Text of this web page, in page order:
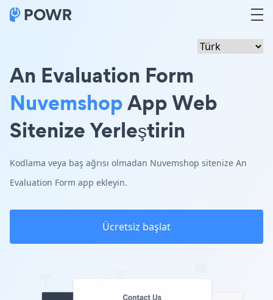
An Evaluation Form
NuvemshopApp Web
Sitenize Yerleştirin
Kodlama veya baş ağrısı olmadan Nuvemshop sitenize An
Evaluation Form app ekleyin.
Ücretsiz başlat